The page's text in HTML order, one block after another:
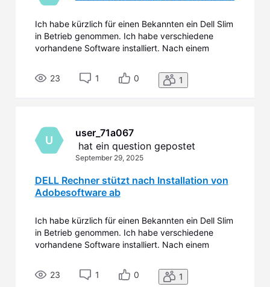
Ich habe kürzlich für einen Bekannten ein Dell Slim
in Betrieb genommen. Ich habe verschiedene
vorhandene Software installiert. Nach einem
Die automatische Fehlerbereinigung führte zu
keinem Ergebnis. Ich habe dann mehrfach
23 1 0 1
U
user_71a067
hat ein question gepostet
September 29, 2025
DELL Rechner stützt nach Installation von
Adobesoftware ab
Ich habe kürzlich für einen Bekannten ein Dell Slim
in Betrieb genommen. Ich habe verschiedene
vorhandene Software installiert. Nach einem
Die automatische Fehlerbereinigung führte zu
keinem Ergebnis. Ich habe dann mehrfach
23 1 0 1